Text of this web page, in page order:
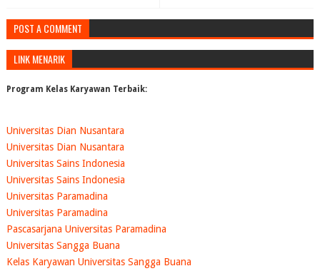
POST A COMMENT
LINK MENARIK
Program Kelas Karyawan Terbaik:
Universitas Dian Nusantara
Universitas Dian Nusantara
Universitas Sains Indonesia
Universitas Sains Indonesia
Universitas Paramadina
Universitas Paramadina
Pascasarjana Universitas Paramadina
Universitas Sangga Buana
Kelas Karyawan Universitas Sangga Buana